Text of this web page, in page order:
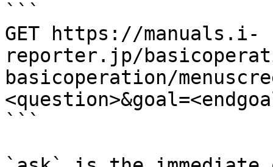
```
GET https://manuals.i-
reporter.jp/
basicoperation/
```